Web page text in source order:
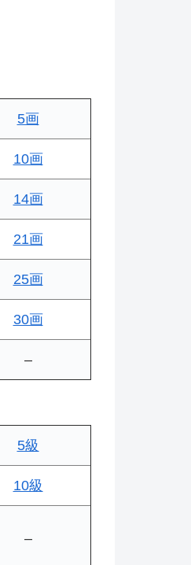
5画
10画
14画
21画
25画
30画
–
5級
10級
–